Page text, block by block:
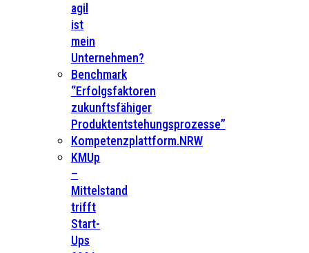
agil
ist
mein
Unternehmen?
Benchmark
“Erfolgsfaktoren
zukunftsfähiger
Produktentstehungsprozesse”
Kompetenzplattform.NRW
KMUp
–
Mittelstand
trifft
Start-
Ups